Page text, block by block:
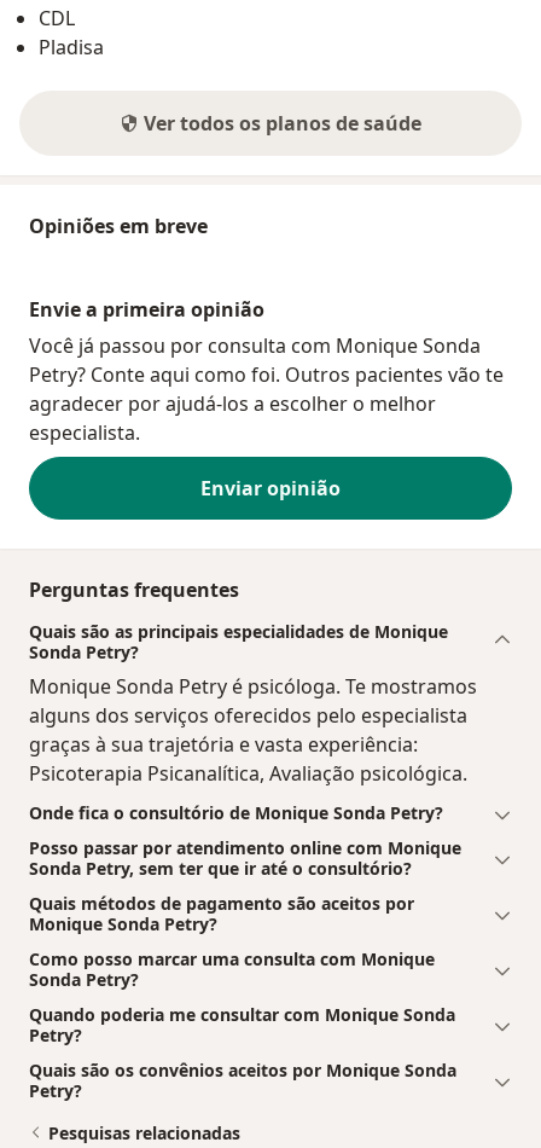
CDL
Pladisa
Ver todos os planos de saúde
Opiniões em breve
Envie a primeira opinião
Você já passou por consulta com Monique Sonda
Petry? Conte aqui como foi. Outros pacientes vão te
agradecer por ajudá-los a escolher o melhor
especialista.
Enviar opinião
Perguntas frequentes
Quais são as principais especialidades de Monique
Sonda Petry?
Monique Sonda Petry é psicóloga. Te mostramos
alguns dos serviços oferecidos pelo especialista
graças à sua trajetória e vasta experiência:
Psicoterapia Psicanalítica, Avaliação psicológica.
Onde fica o consultório de Monique Sonda Petry?
Posso passar por atendimento online com Monique
Sonda Petry, sem ter que ir até o consultório?
Quais métodos de pagamento são aceitos por
Monique Sonda Petry?
Como posso marcar uma consulta com Monique
Sonda Petry?
Quando poderia me consultar com Monique Sonda
Petry?
Quais são os convênios aceitos por Monique Sonda
Petry?
Pesquisas relacionadas